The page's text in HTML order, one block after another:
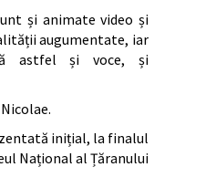
și animate video și
augumentate, iar
astfel și voce, și
inițial, la finalul
Național al Țăranului